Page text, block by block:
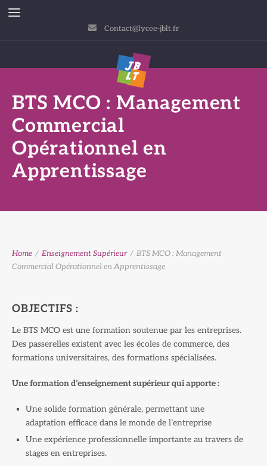
Contact@lycee-jblt.fr
BTS MCO : Management
Commercial
Opérationnel en
Apprentissage
Home / Enseignement Supérieur / BTS MCO : Management
Commercial Opérationnel en Apprentissage
OBJECTIFS :
Le BTS MCO est une formation soutenue par les entreprises.
Des passerelles existent avec les écoles de commerce, des
formations universitaires, des formations spécialisées.
Une formation d’enseignement supérieur qui apporte :
Une solide formation générale, permettant une
adaptation efficace dans le monde de l’entreprise
Une expérience professionnelle importante au travers de
stages en entreprises.